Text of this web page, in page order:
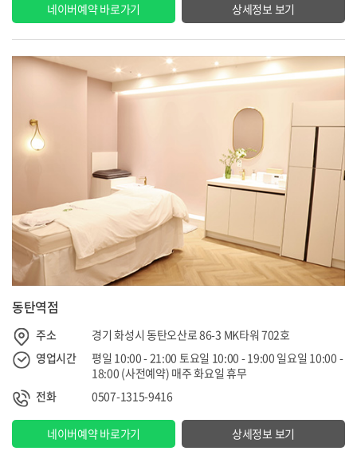
네이버예약 바로가기 상세정보 보기
동탄역점
주소
경기 화성시 동탄오산로 86-3 MK타워 702호
영업시간
평일 10:00 - 21:00 토요일 10:00 - 19:00 일요일 10:00 -
18:00 (사전예약) 매주 화요일 휴무
전화
0507-1315-9416
네이버예약 바로가기 상세정보 보기